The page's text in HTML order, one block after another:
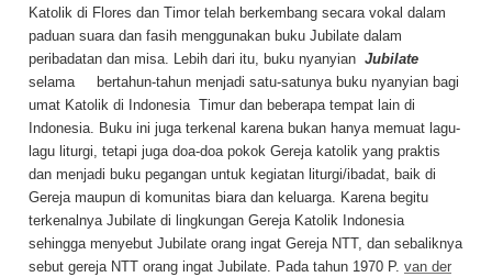
Katolik di Flores dan Timor telah berkembang secara vokal dalam
paduan suara dan fasih menggunakan buku Jubilate dalam
peribadatan dan misa. Lebih dari itu, buku nyanyian Jubilate
selama bertahun-tahun menjadi satu-satunya buku nyanyian bagi
umat Katolik di Indonesia Timur dan beberapa tempat lain di
Indonesia. Buku ini juga terkenal karena bukan hanya memuat lagu-
lagu liturgi, tetapi juga doa-doa pokok Gereja katolik yang praktis
dan menjadi buku pegangan untuk kegiatan liturgi/ibadat, baik di
Gereja maupun di komunitas biara dan keluarga. Karena begitu
terkenalnya Jubilate di lingkungan Gereja Katolik Indonesia
sehingga menyebut Jubilate orang ingat Gereja NTT, dan sebaliknya
sebut gereja NTT orang ingat Jubilate. Pada tahun 1970 P. van der